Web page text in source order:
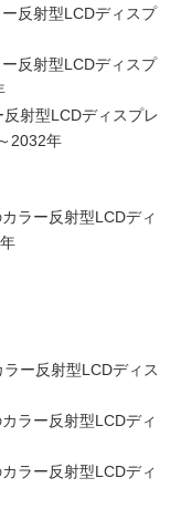
反射型LCDディスプ
反射型LCDディスプ
射型LCDディスプレ
2032年
ラー反射型LCDディ
ー反射型LCDディス
ラー反射型LCDディ
ラー反射型LCDディ